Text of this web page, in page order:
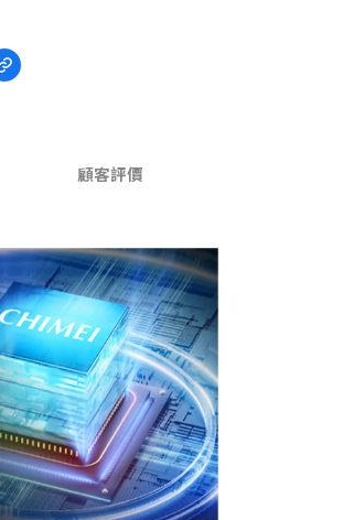
顧客評價